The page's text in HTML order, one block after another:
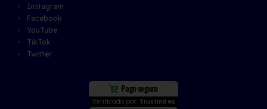
Instagram
Facebook
YouTube
TikTok
Twitter
Pago seguro
Verificado por: Trustindex